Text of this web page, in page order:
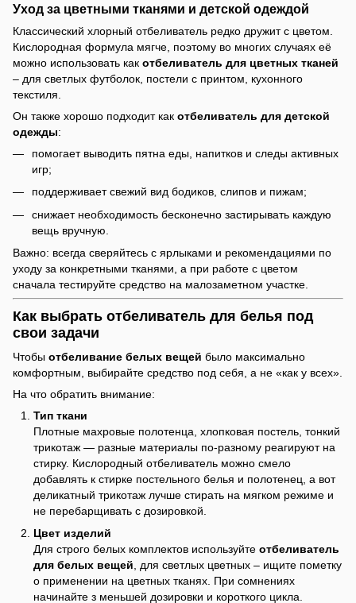
Уход за цветными тканями и детской одеждой
Классический хлорный отбеливатель редко дружит с цветом.
Кислородная формула мягче, поэтому во многих случаях её
можно использовать как отбеливатель для цветных тканей
– для светлых футболок, постели с принтом, кухонного
текстиля.
Он также хорошо подходит как отбеливатель для детской
одежды:
помогает выводить пятна еды, напитков и следы активных
игр;
поддерживает свежий вид бодиков, слипов и пижам;
снижает необходимость бесконечно застирывать каждую
вещь вручную.
Важно: всегда сверяйтесь с ярлыками и рекомендациями по
уходу за конкретными тканями, а при работе с цветом
сначала тестируйте средство на малозаметном участке.
Как выбрать отбеливатель для белья под
свои задачи
Чтобы отбеливание белых вещей было максимально
комфортным, выбирайте средство под себя, а не «как у всех».
На что обратить внимание:
Тип ткани
Плотные махровые полотенца, хлопковая постель, тонкий
трикотаж — разные материалы по-разному реагируют на
стирку. Кислородный отбеливатель можно смело
добавлять к стирке постельного белья и полотенец, а вот
деликатный трикотаж лучше стирать на мягком режиме и
не перебарщивать с дозировкой.
Цвет изделий
Для строго белых комплектов используйте отбеливатель
для белых вещей , для светлых цветных – ищите пометку
о применении на цветных тканях. При сомнениях
начинайте з меньшей дозировки и короткого цикла.